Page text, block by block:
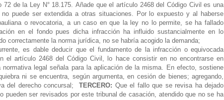
de la Ley N° 18.175.
Añade que el artículo 2468 del Código Civil es una
puede ser extendida a otras situaciones.
Por lo expuesto y al haberse
o revocatoria, a un caso en que la ley no lo permite, se ha fallado
en el fondo pues dicha infracción ha influido sustancialmente en lo
correctamente la norma jurídica, no se habría acogido la demanda;
es dable deducir que el fundamento de la infracción o equivocada
el artículo 2468 del Código Civil, lo hace consistir en no encontrarse en
legal señala para la aplicación de la misma. En efecto, sostiene
ni se encuentra, según argumenta, en cesión de bienes; agregando,
del derecho concursal;
TERCERO: Que el fallo que se revisa ha dejado
pueden ser revisados por este tribunal de casación, atendido que no se ha